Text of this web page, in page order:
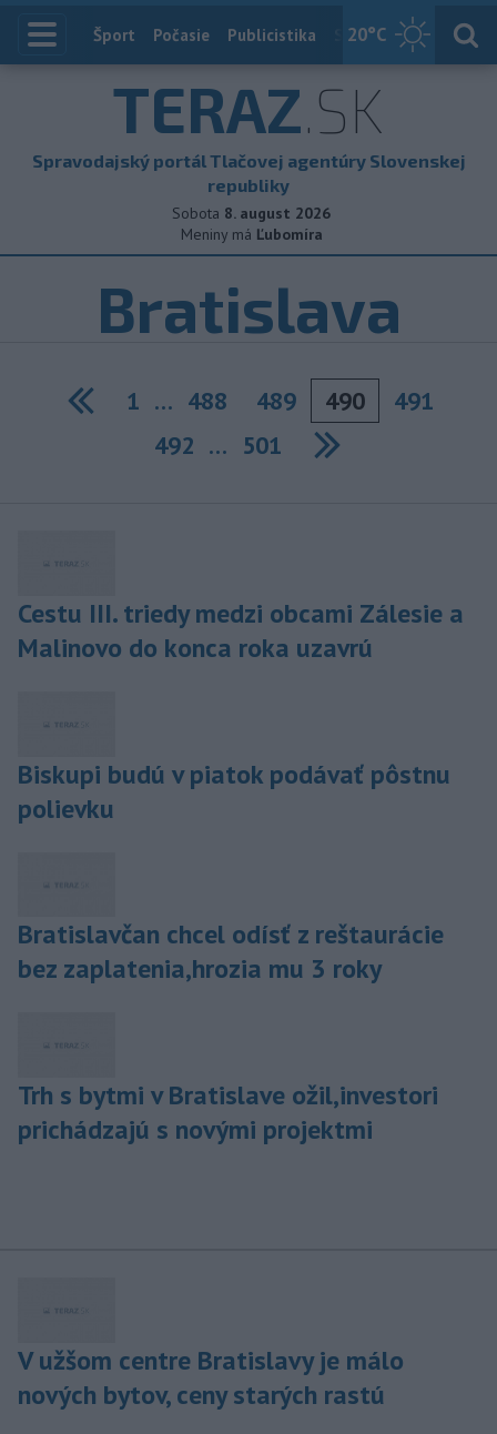
20°C
Index
Šport Počasie Publicistika Slovensko
TERAZ.SK
Spravodajský portál Tlačovej agentúry Slovenskej
republiky
Sobota 8. august 2026
Meniny má Ľubomíra
Bratislava
Previous
1 … 488 489 490
491
492 … 501
Cestu III. triedy medzi obcami Zálesie a
Malinovo do konca roka uzavrú
Biskupi budú v piatok podávať pôstnu
polievku
Bratislavčan chcel odísť z reštaurácie
bez zaplatenia,hrozia mu 3 roky
Trh s bytmi v Bratislave ožil,investori
prichádzajú s novými projektmi
V užšom centre Bratislavy je málo
nových bytov, ceny starých rastú